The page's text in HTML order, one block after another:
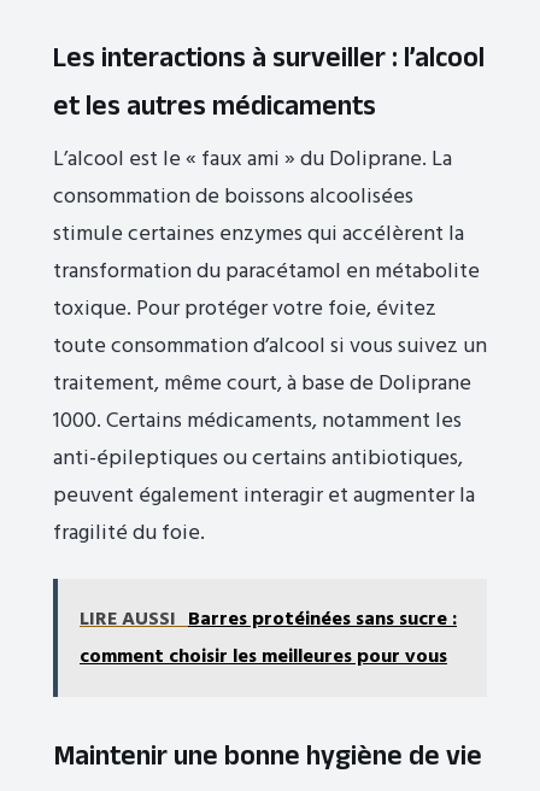
Les interactions à surveiller : l’alcool
et les autres médicaments
L’alcool est le « faux ami » du Doliprane. La
consommation de boissons alcoolisées
stimule certaines enzymes qui accélèrent la
transformation du paracétamol en métabolite
toxique. Pour protéger votre foie, évitez
toute consommation d’alcool si vous suivez un
traitement, même court, à base de Doliprane
1000. Certains médicaments, notamment les
anti-épileptiques ou certains antibiotiques,
peuvent également interagir et augmenter la
fragilité du foie.
LIRE AUSSI Barres protéinées sans sucre :
comment choisir les meilleures pour vous
Maintenir une bonne hygiène de vie